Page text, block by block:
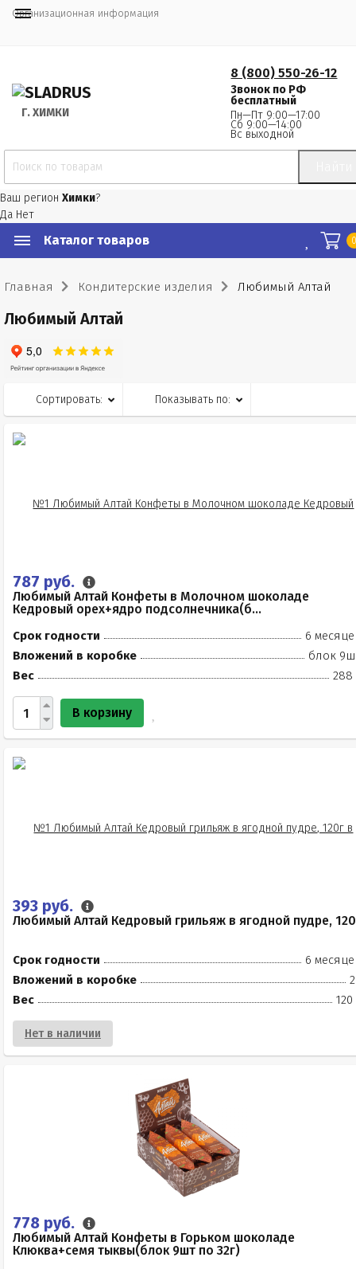
Организационная информация
Г. ХИМКИ
8 (800) 550-26-12
Звонок по РФ
бесплатный
Пн—Пт 9:00—17:00
Сб 9:00—14:00
Вс выходной
Ваш регион Химки?
Да Нет
Каталог товаров
Главная Кондитерские изделия Любимый Алтай
Любимый Алтай
Сортировать: Показывать по:
787 руб.
Любимый Алтай Конфеты в Молочном шоколаде
Кедровый орех+ядро подсолнечника(б...
Срок годности
6
Вложений в коробке
блок
Вес
288
В корзину
393 руб.
Любимый Алтай Кедровый грильяж в ягодной пудре,
Срок годности
6
Вложений в коробке
Вес
120
Нет в наличии
778 руб.
Любимый Алтай Конфеты в Горьком шоколаде
Клюква+семя тыквы(блок 9шт по 32г)